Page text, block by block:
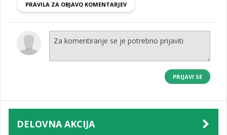
PRAVILA ZA OBJAVO KOMENTARJEV
PRIJAVI SE
DELOVNA AKCIJA